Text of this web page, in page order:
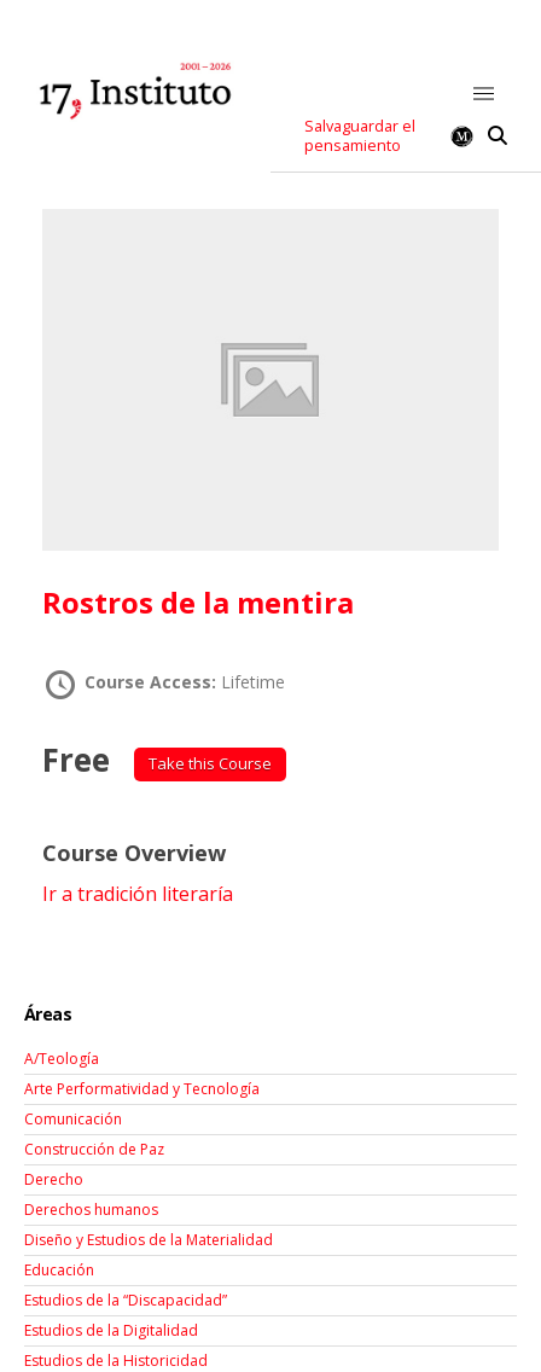
Salvaguardar el
pensamiento
Rostros de la mentira
Course Access: Lifetime
Free Take this Course
Course Overview
Ir a tradición literaría
Áreas
A/Teología
Arte Performatividad y Tecnología
Comunicación
Construcción de Paz
Derecho
Derechos humanos
Diseño y Estudios de la Materialidad
Educación
Estudios de la “Discapacidad”
Estudios de la Digitalidad
Estudios de la Historicidad